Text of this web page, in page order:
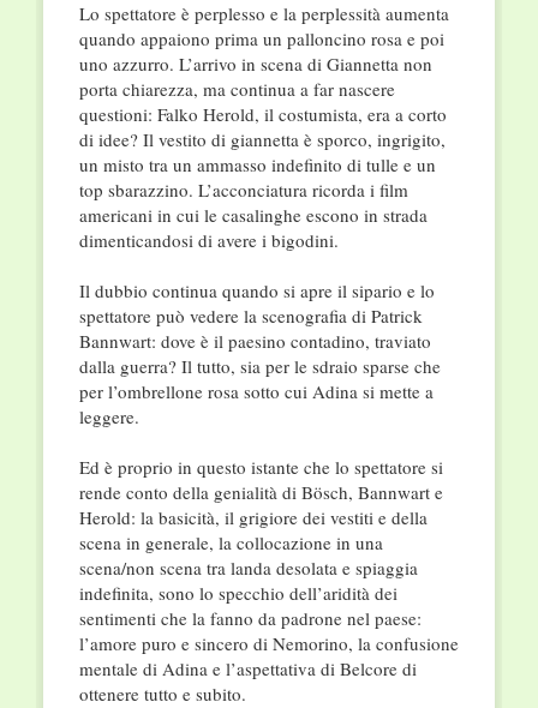
Lo spettatore è perplesso e la perplessità aumenta
quando appaiono prima un palloncino rosa e poi
uno azzurro. L’arrivo in scena di Giannetta non
porta chiarezza, ma continua a far nascere
questioni: Falko Herold, il costumista, era a corto
di idee? Il vestito di giannetta è sporco, ingrigito,
un misto tra un ammasso indefinito di tulle e un
top sbarazzino. L’acconciatura ricorda i film
americani in cui le casalinghe escono in strada
dimenticandosi di avere i bigodini.
Il dubbio continua quando si apre il sipario e lo
spettatore può vedere la scenografia di Patrick
Bannwart: dove è il paesino contadino, traviato
dalla guerra? Il tutto, sia per le sdraio sparse che
per l’ombrellone rosa sotto cui Adina si mette a
leggere.
Ed è proprio in questo istante che lo spettatore si
rende conto della genialità di Bösch, Bannwart e
Herold: la basicità, il grigiore dei vestiti e della
scena in generale, la collocazione in una
scena/non scena tra landa desolata e spiaggia
indefinita, sono lo specchio dell’aridità dei
sentimenti che la fanno da padrone nel paese:
l’amore puro e sincero di Nemorino, la confusione
mentale di Adina e l’aspettativa di Belcore di
ottenere tutto e subito.